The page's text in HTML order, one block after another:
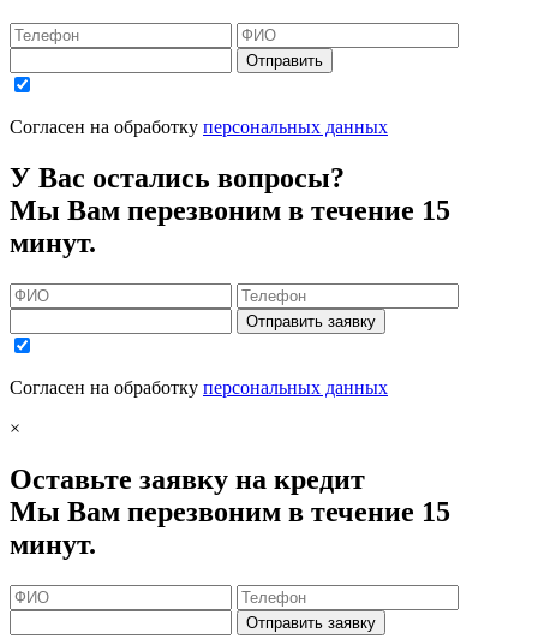
Отправить
Согласен на обработку персональных данных
У Вас остались вопросы?
Мы Вам перезвоним в течение 15
минут.
Отправить заявку
Согласен на обработку персональных данных
×
Оставьте заявку на кредит
Мы Вам перезвоним в течение 15
минут.
Отправить заявку